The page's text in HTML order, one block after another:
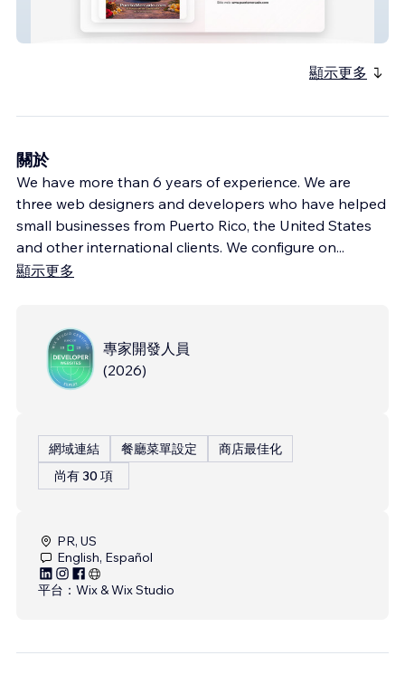
Puerto Mercado
顯示更多
關於
We have more than 6 years of experience. We are
three web designers and developers who have helped
small businesses from Puerto Rico, the United States
and other international clients. We configure on...
顯示更多
專家開發人員
(2026)
網域連結 餐廳菜單設定
商店最佳化
尚有 30 項
PR, US
English, Español
平台： Wix & Wix Studio